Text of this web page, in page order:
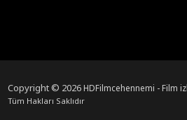
Copyright © 2026HDFilmcehennemi - Film
Tüm Hakları Saklıdır